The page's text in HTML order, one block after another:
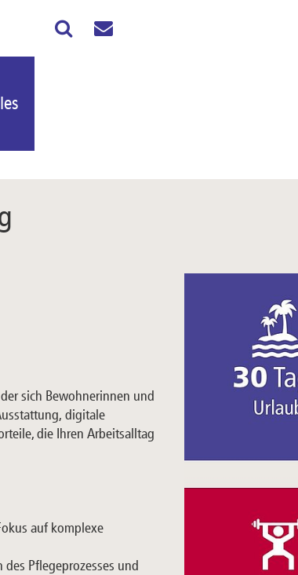
sich Bewohnerinnen und
digitale
die Ihren Arbeitsalltag
auf komplexe
Pflegeprozesses und